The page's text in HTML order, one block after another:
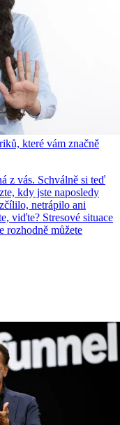
které vám značně
z vás. Schválně si teď
kdy jste naposledy
netrápilo ani
viďte? Stresové situace
rozhodně můžete